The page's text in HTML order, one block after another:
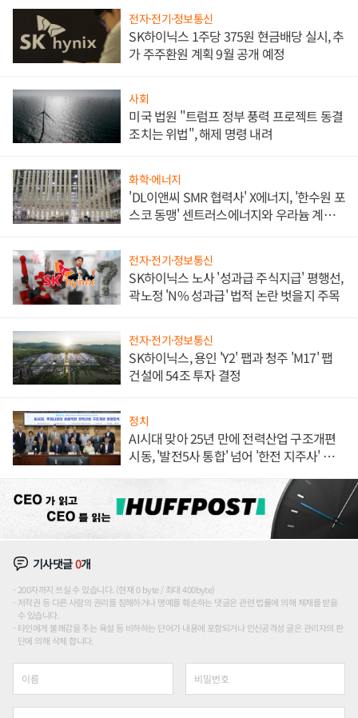
전자·전기·정보통신
SK하이닉스 1주당 375원 현금배당 실시, 추
가 주주환원 계획 9월 공개 예정
사회
미국 법원 "트럼프 정부 풍력 프로젝트 동결
조치는 위법", 해제 명령 내려
화학·에너지
'DL이앤씨 SMR 협력사' X에너지, '한수원 포
스코 동맹' 센트러스에너지와 우라늄 계약
전자·전기·정보통신
SK하이닉스 노사 '성과급 주식지급' 평행선,
곽노정 'N% 성과급' 법적 논란 벗을지 주목
전자·전기·정보통신
SK하이닉스, 용인 'Y2' 팹과 청주 'M17' 팹
건설에 54조 투자 결정
정치
AI시대 맞아 25년 만에 전력산업 구조개편
시동, '발전5사 통합' 넘어 '한전 지주사' 재편
기사댓글0개
200자까지 쓰실 수 있습니다. (현재 0 byte / 최대 400byte)
저작권 등 다른 사람의 권리를 침해하거나 명예를 훼손하는 댓글은 관련 법률에 의해 제재를 받을
수 있습니다.
타인에게 불쾌감을 주는 욕설 등 비하하는 단어가 내용에 포함되거나 인신공격성 글은 관리자의 판
단에 의해 삭제 합니다.